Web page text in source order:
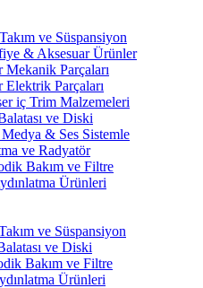
ve Süspansiyon
& Aksesuar Ürünler
Parçaları
Parçaları
iç Trim Malzemeleri
ve Diski
& Ses Sistemle
ve Radyatör
Bakım ve Filtre
Ürünleri
ve Süspansiyon
ve Diski
Bakım ve Filtre
Ürünleri